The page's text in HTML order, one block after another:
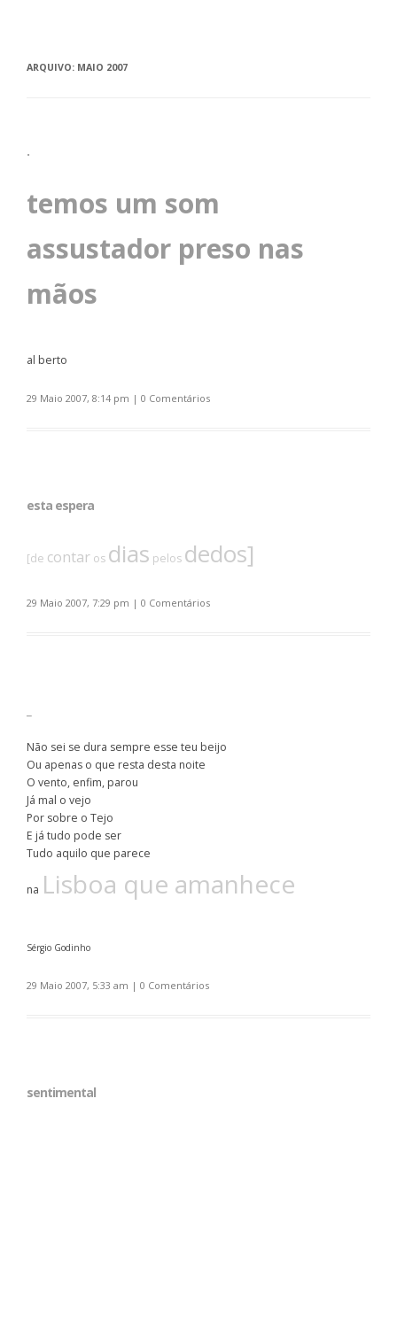
ARQUIVO: MAIO 2007
.
temos um som
assustador preso nas
mãos
al berto
29 Maio 2007, 8:14 pm | 0 Comentários
esta espera
[de contar os dias pelos dedos]
29 Maio 2007, 7:29 pm | 0 Comentários
Não sei se dura sempre esse teu beijo
Ou apenas o que resta desta noite
O vento, enfim, parou
Já mal o vejo
Por sobre o Tejo
E já tudo pode ser
Tudo aquilo que parece
na Lisboa que amanhece
Sérgio Godinho
29 Maio 2007, 5:33 am | 0 Comentários
sentimental